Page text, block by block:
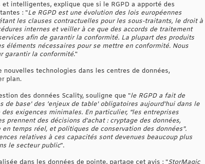
intelligentes, explique que si le RGPD a apporté des
: "Le RGPD est une évolution des lois européennes
les clauses contractuelles pour les sous-traitants, le droit à
internes et veiller à ce que des accords de traitement
afin de garantir la conformité. La plupart des produits
éléments nécessaires pour se mettre en conformité. Nous
garantir la conformité."
technologies dans les centres de données,
plan.
des données Scality, souligne que "le RGPD a fait de
base' des 'enjeux de table' obligatoires aujourd'hui dans le
exigences minimales. En particulier, "les entreprises
des décisions d'achat : cryptage des données,
temps réel, et politiques de conservation des données".
relatives à ces capacités sont devenues beaucoup plus
le secteur public".